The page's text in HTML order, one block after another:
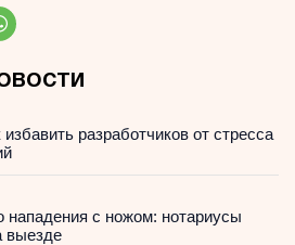
разработчиков от стресса
нападения с ножом: нотариусы
выезде